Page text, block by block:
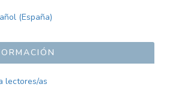
(España)
lectores/as